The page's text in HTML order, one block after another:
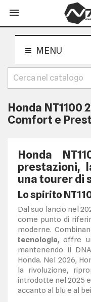

MENU
Honda NT1100
Comfort e
Honda
prestazioni,
una tourer di
Lo spirito
Dal suo lancio nel
come punto di
moderne.
tecnologia, offre
mantenendo il
Honda. Nel 2026,
la rivoluzione,
introdotte nel 2025
accanto al blu e al